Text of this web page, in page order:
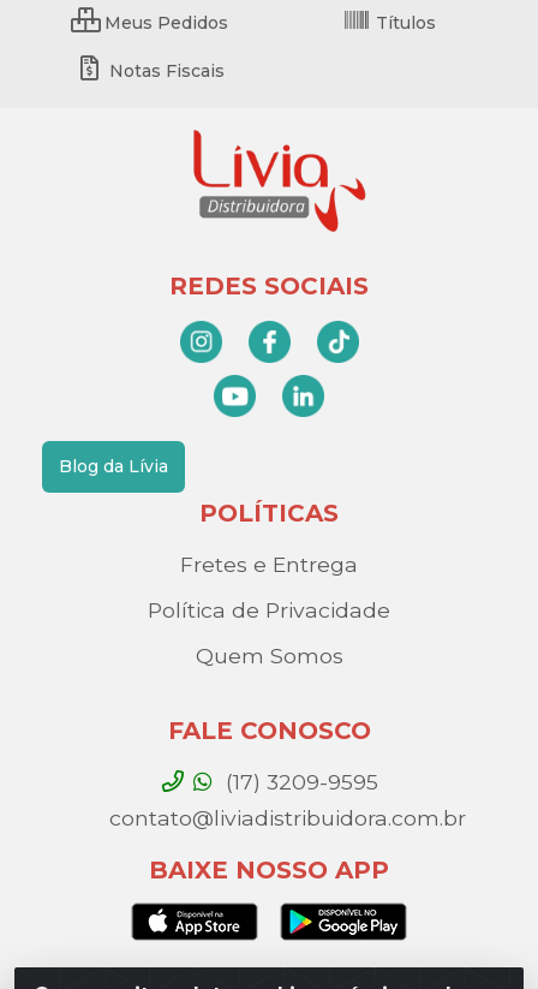
Meus Pedidos Títulos
Notas Fiscais
REDES SOCIAIS
Blog da Lívia
POLÍTICAS
Fretes e Entrega
Política de Privacidade
Quem Somos
FALE CONOSCO
(17) 3209-9595
contato@liviadistribuidora.com.br
BAIXE NOSSO APP